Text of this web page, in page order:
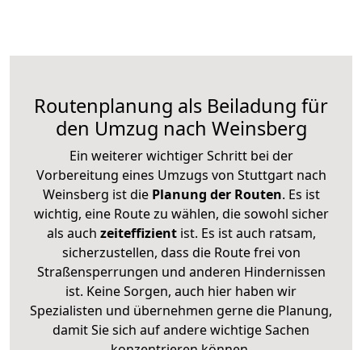
Routenplanung als Beiladung für
den Umzug nach Weinsberg
Ein weiterer wichtiger Schritt bei der
Vorbereitung eines Umzugs von Stuttgart nach
Weinsberg ist diePlanung der Routen. Es ist
wichtig, eine Route zu wählen, die sowohl sicher
als auch zeiteffizientist. Es ist auch ratsam,
sicherzustellen, dass die Route frei von
Straßensperrungen und anderen Hindernissen
ist. Keine Sorgen, auch hier haben wir
Spezialisten und übernehmen gerne die Planung,
damit Sie sich auf andere wichtige Sachen